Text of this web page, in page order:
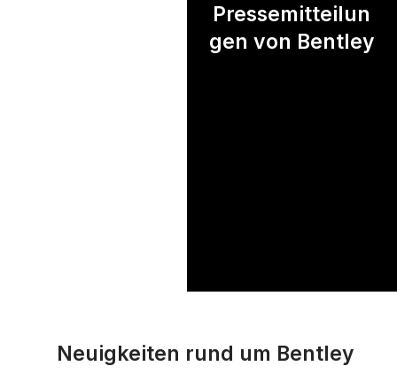
Pressemitteilun
gen von Bentley
Neuigkeiten rund um Bentley